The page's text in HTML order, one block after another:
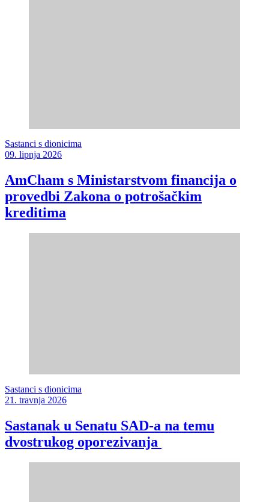
Sastanci s dionicima
09. lipnja 2026
AmCham s Ministarstvom financija o
provedbi Zakona o potrošačkim
kreditima
Sastanci s dionicima
21. travnja 2026
Sastanak u Senatu SAD-a na temu
dvostrukog oporezivanja